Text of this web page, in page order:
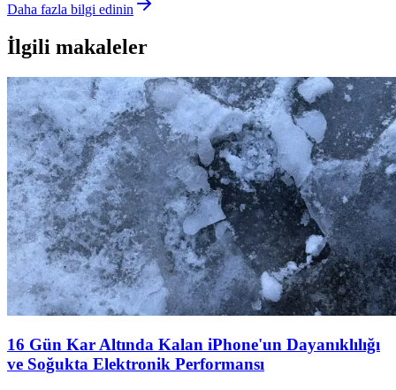
Daha fazla bilgi edinin
İlgili makaleler
16 Gün Kar Altında Kalan iPhone'un Dayanıklılığı
ve Soğukta Elektronik Performansı